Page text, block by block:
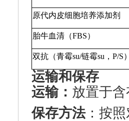
原代内皮细胞培养添加剂
胎牛血清（FBS）
双抗（青霉su/链霉su ， P/S
运输和保存
运输： 放置于
保存方法：按